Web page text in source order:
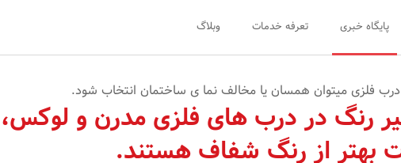
پایگاه خبری تعرفه خدمات وبلاگ
فلزی میتوان همسان یا مخالف نما ی ساختمان انتخاب شود.
رنگ در درب های فلزی مدرن و
بهتر از رنگ شفاف هستند.